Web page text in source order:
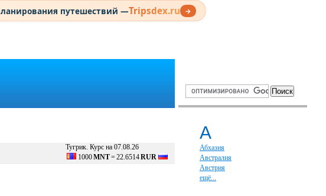
путешествий —Tripsdex.ru →
Тугрик. Курс на 07.08.26
1000MNT=22.6514RUR
А
Абхазия
Австралия
Австрия
ещё...